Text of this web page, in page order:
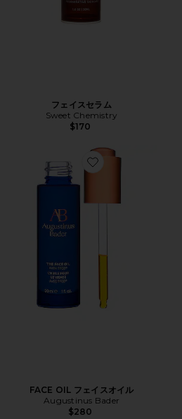
フェイスセラム
Sweet Chemistry
$170
Favorite FACE OIL フ
FACE OIL フェイスオイル
Augustinus Bader
$280